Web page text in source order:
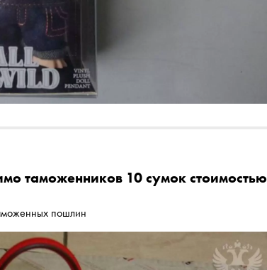
таможенников 10 сумок стоимостью
пошлин